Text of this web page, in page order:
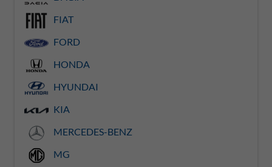
FIAT
FORD
HONDA
HYUNDAI
KIA
MERCEDES-BENZ
MG